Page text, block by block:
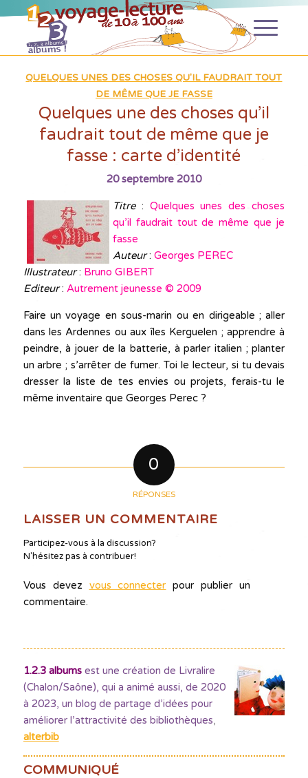
QUELQUES UNES DES CHOSES QU'IL FAUDRAIT TOUT
DE MÊME QUE JE FASSE
Quelques une des choses qu’il
faudrait tout de même que je
fasse : carte d’identité
20 septembre 2010
Titre: Quelques unes des choses
qu’il faudrait tout de même que je
fasse
Auteur: Georges PEREC
Illustrateur: Bruno GIBERT
Editeur: Autrement jeunesse © 2009
Faire un voyage en sous-marin ou en dirigeable ; aller
dans les Ardennes ou aux îles Kerguelen ; apprendre à
peindre, à jouer de la batterie, à parler italien ; planter
un arbre ; s’arrêter de fumer. Toi le lecteur, si tu devais
dresser la liste de tes envies ou projets, ferais-tu le
même inventaire que Georges Perec ?
0
RÉPONSES
LAISSER UN COMMENTAIRE
Participez-vous à la discussion?
N'hésitez pas à contribuer!
Vous devez vous connecter pour publier un
commentaire.
1.2.3 albumsest une création de Livralire
(Chalon/Saône), qui a animé aussi, de 2020
à 2023, un blog de partage d’idées pour
améliorer l’attractivité des bibliothèques,
alterbib
COMMUNIQUÉ